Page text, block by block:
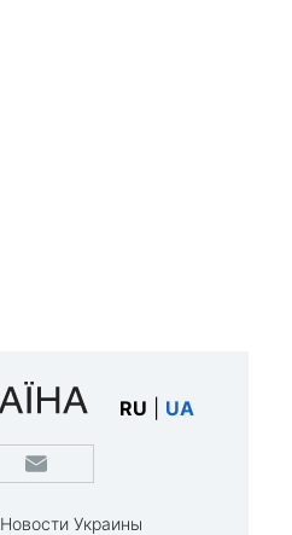
RU UA
Новости Украины